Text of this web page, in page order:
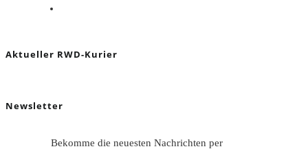
Aktueller RWD-Kurier
Newsletter
Bekomme die neuesten Nachrichten per